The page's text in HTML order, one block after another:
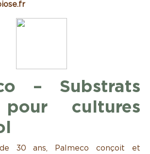
– Substrats
cultures
30 ans, Palmeco conçoit et